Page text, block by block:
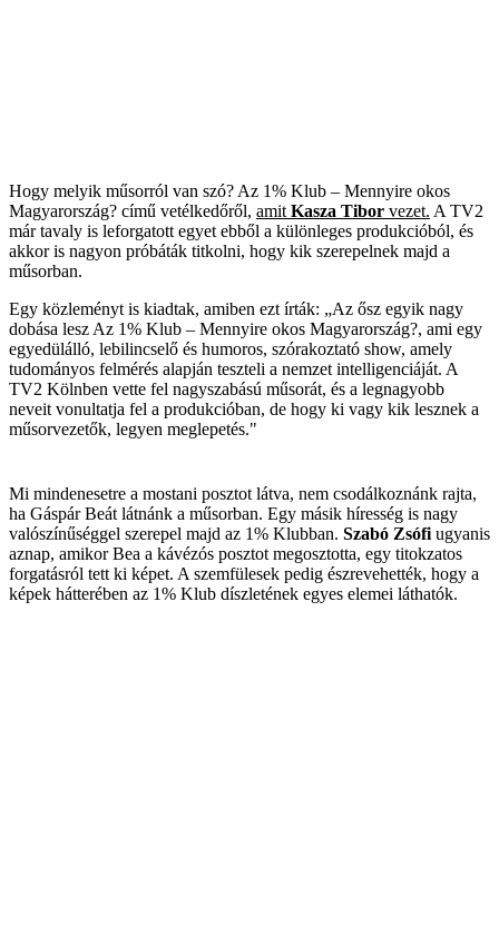
Hogy melyik műsorról van szó? Az 1% Klub – Mennyire okos
Magyarország? című vetélkedőről, amit Kasza Tibor vezet. A TV2
már tavaly is leforgatott egyet ebből a különleges produkcióból, és
akkor is nagyon próbáták titkolni, hogy kik szerepelnek majd a
műsorban.
Egy közleményt is kiadtak, amiben ezt írták: „Az ősz egyik nagy
dobása lesz Az 1% Klub – Mennyire okos Magyarország?, ami egy
egyedülálló, lebilincselő és humoros, szórakoztató show, amely
tudományos felmérés alapján teszteli a nemzet intelligenciáját. A
TV2 Kölnben vette fel nagyszabású műsorát, és a legnagyobb
neveit vonultatja fel a produkcióban, de hogy ki vagy kik lesznek a
műsorvezetők, legyen meglepetés."
Mi mindenesetre a mostani posztot látva, nem csodálkoznánk rajta,
ha Gáspár Beát látnánk a műsorban. Egy másik híresség is nagy
valószínűséggel szerepel majd az 1% Klubban. Szabó Zsófi ugyanis
aznap, amikor Bea a kávézós posztot megosztotta, egy titokzatos
forgatásról tett ki képet. A szemfülesek pedig észrevehették, hogy a
képek hátterében az 1% Klub díszletének egyes elemei láthatók.